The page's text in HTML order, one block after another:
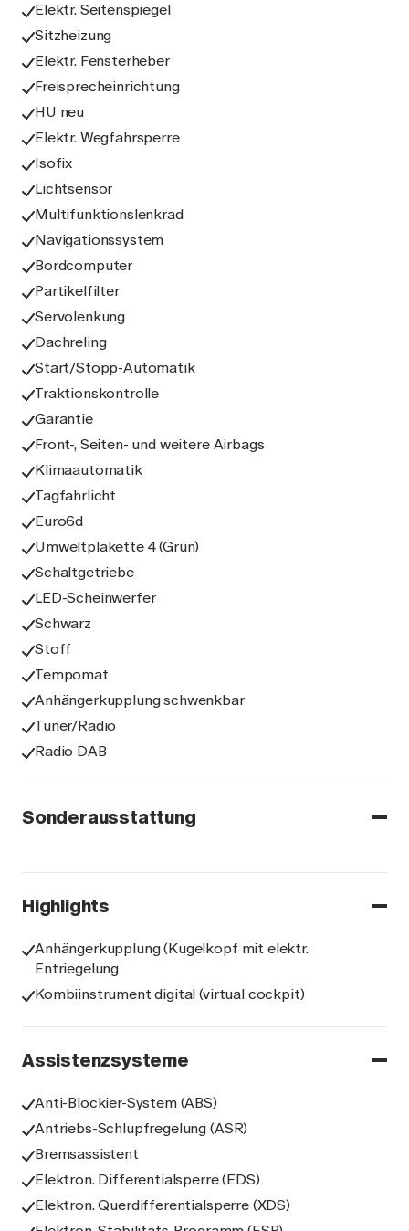
Elektr. Seitenspiegel
Sitzheizung
Elektr. Fensterheber
Freisprecheinrichtung
HU neu
Elektr. Wegfahrsperre
Isofix
Lichtsensor
Multifunktionslenkrad
Navigationssystem
Bordcomputer
Partikelfilter
Servolenkung
Dachreling
Start/Stopp-Automatik
Traktionskontrolle
Garantie
Front-, Seiten- und weitere Airbags
Klimaautomatik
Tagfahrlicht
Euro6d
Umweltplakette 4 (Grün)
Schaltgetriebe
LED-Scheinwerfer
Schwarz
Stoff
Tempomat
Anhängerkupplung schwenkbar
Tuner/Radio
Radio DAB
Sonderausstattung
Highlights
Anhängerkupplung (Kugelkopf mit elektr.
Entriegelung
Kombiinstrument digital (virtual cockpit)
Assistenzsysteme
Anti-Blockier-System (ABS)
Antriebs-Schlupfregelung (ASR)
Bremsassistent
Elektron. Differentialsperre (EDS)
Elektron. Querdifferentialsperre (XDS)